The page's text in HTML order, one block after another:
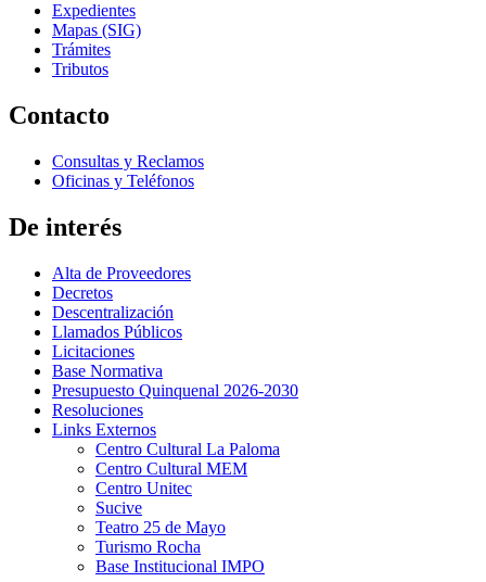
Expedientes
Mapas (SIG)
Trámites
Tributos
Contacto
Consultas y Reclamos
Oficinas y Teléfonos
De interés
Alta de Proveedores
Decretos
Descentralización
Llamados Públicos
Licitaciones
Base Normativa
Presupuesto Quinquenal 2026-2030
Resoluciones
Links Externos
Centro Cultural La Paloma
Centro Cultural MEM
Centro Unitec
Sucive
Teatro 25 de Mayo
Turismo Rocha
Base Institucional IMPO